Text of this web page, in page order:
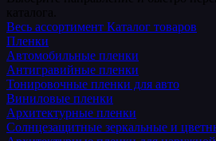
Весь ассортимент Каталог товаров
Пленки
Автомобильные пленки
Антигравийные пленки
Тонировочные пленки для авто
Виниловые пленки
Архитектурные пленки
Солнцезащитные зеркальные и